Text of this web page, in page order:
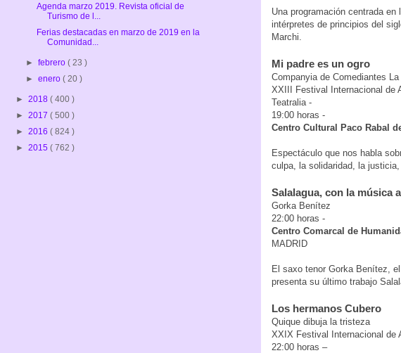
Una programación centrada
intérpretes de principios del
Marchi.
Mi padre es un ogro
Companyia de Comediantes
XXIII Festival Internacional de
Teatralia -
19:00 horas -
Centro Cultural Paco Rabal
Espectáculo que nos habla
culpa, la solidaridad, la justicia,
Salalagua, con la música
Gorka Benítez
22:00 horas -
Centro Comarcal de
MADRID
El saxo tenor Gorka Benítez,
presenta su último trabajo
Los hermanos Cubero
Quique dibuja la tristeza
XXIX Festival Internacional de
22:00 horas –
Agenda marzo 2019. Revista oficial de
Turismo de l...
Ferias destacadas en marzo de 2019 en la
Comunidad...
►febrero( 23 )
►enero( 20 )
► 2018 ( 400 )
► 2017 ( 500 )
► 2016 ( 824 )
► 2015 ( 762 )